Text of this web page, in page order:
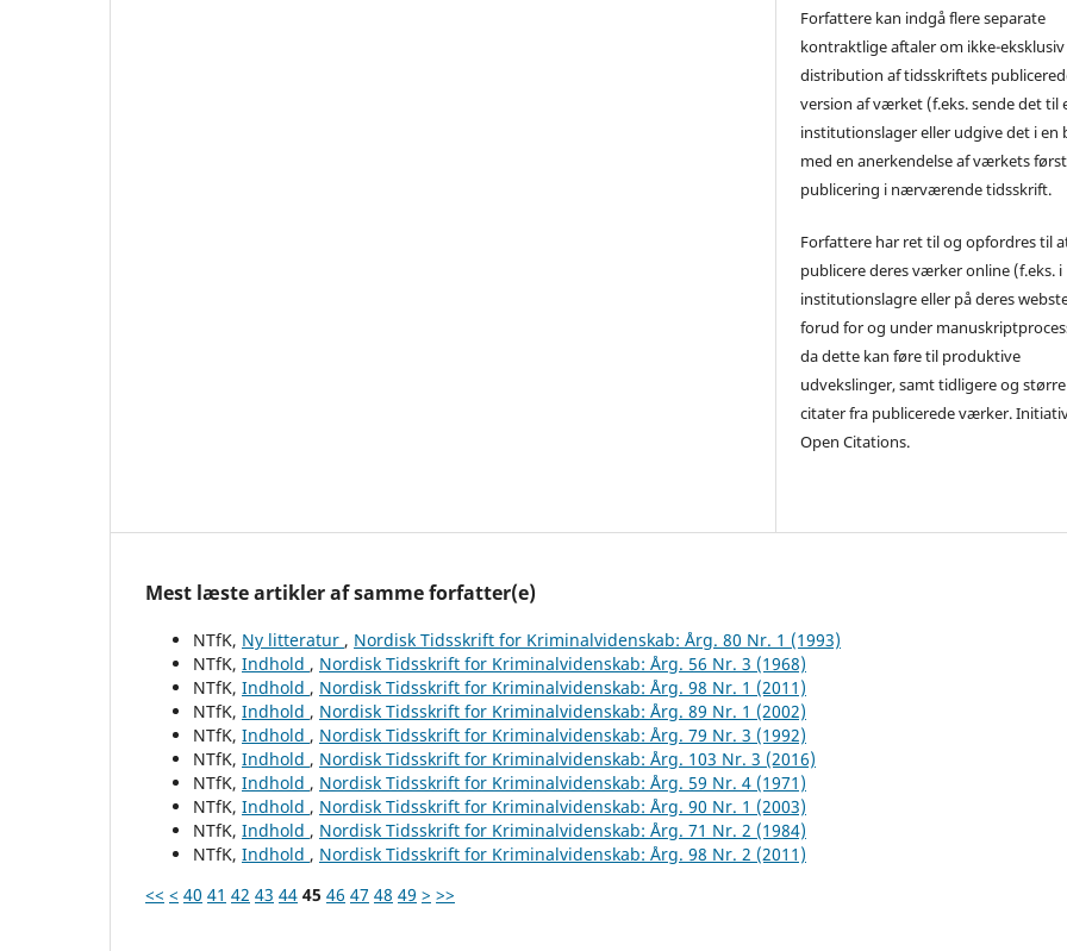
Forfattere kan indgå flere separate
kontraktlige aftaler om ikke-eksklusiv
distribution af tidsskriftets
version af værket (f.eks. sende det til
institutionslager eller udgive det i en
med en anerkendelse af værkets
publicering i nærværende tidsskrift.
Forfattere har ret til og opfordres til
publicere deres værker online (f.eks. i
institutionslagre eller på deres
forud for og under
da dette kan føre til produktive
udvekslinger, samt tidligere og større
citater fra publicerede værker.
Open Citations.
Mest læste artikler af samme forfatter(e)
NTfK, Ny litteratur , Nordisk Tidsskrift for Kriminalvidenskab: Årg. 80 Nr. 1 (1993)
NTfK, Indhold , Nordisk Tidsskrift for Kriminalvidenskab: Årg. 56 Nr. 3 (1968)
NTfK, Indhold , Nordisk Tidsskrift for Kriminalvidenskab: Årg. 98 Nr. 1 (2011)
NTfK, Indhold , Nordisk Tidsskrift for Kriminalvidenskab: Årg. 89 Nr. 1 (2002)
NTfK, Indhold , Nordisk Tidsskrift for Kriminalvidenskab: Årg. 79 Nr. 3 (1992)
NTfK, Indhold , Nordisk Tidsskrift for Kriminalvidenskab: Årg. 103 Nr. 3 (2016)
NTfK, Indhold , Nordisk Tidsskrift for Kriminalvidenskab: Årg. 59 Nr. 4 (1971)
NTfK, Indhold , Nordisk Tidsskrift for Kriminalvidenskab: Årg. 90 Nr. 1 (2003)
NTfK, Indhold , Nordisk Tidsskrift for Kriminalvidenskab: Årg. 71 Nr. 2 (1984)
NTfK, Indhold , Nordisk Tidsskrift for Kriminalvidenskab: Årg. 98 Nr. 2 (2011)
<< < 40 41 42 43 44 45 46 47 48 49 > >>